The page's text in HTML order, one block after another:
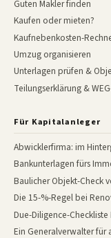
Guten Makler finden
Kaufen oder mieten?
Kaufnebenkosten-
Umzug organisieren
Unterlagen prüfen &
Teilungserklärung &
Für Kapitalanleger
Abwicklerfirma: im
Bankunterlagen fürs
Baulicher Objekt-Check
Die 15-%-Regel bei
Due-Diligence-
Ein Generalverwalter für